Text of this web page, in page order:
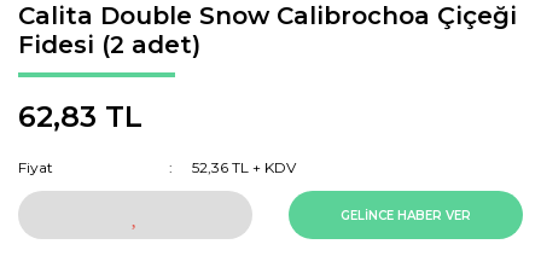
Calita Double Snow Calibrochoa Çiçeği
Fidesi (2 adet)
62,83 TL
Fiyat 52,36 TL + KDV
GELİNCE HABER VER